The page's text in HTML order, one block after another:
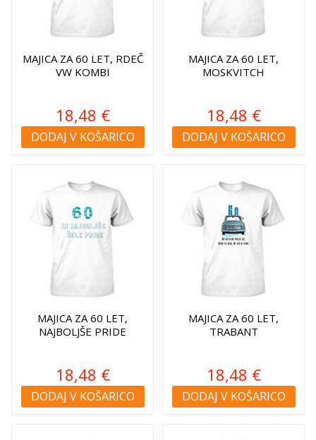
MAJICA ZA 60 LET, RDEČ
VW KOMBI
18,48 €
DODAJ V KOŠARICO
MAJICA ZA 60 LET,
MOSKVITCH
18,48 €
DODAJ V KOŠARICO
MAJICA ZA 60 LET,
NAJBOLJŠE PRIDE
18,48 €
DODAJ V KOŠARICO
MAJICA ZA 60 LET,
TRABANT
18,48 €
DODAJ V KOŠARICO